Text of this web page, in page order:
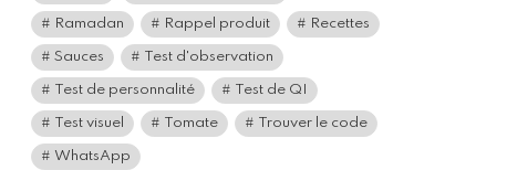
Ramadan Rappel produit Recettes
Sauces Test d'observation
Test de personnalité Test de QI
Test visuel Tomate Trouver le code
WhatsApp